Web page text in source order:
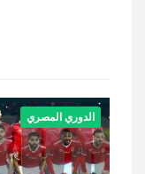
الدوري المصري